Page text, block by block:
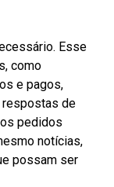
Esse
como
e pagos,
de
pedidos
notícias,
possam ser